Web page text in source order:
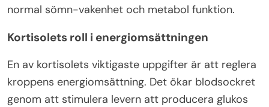
normal sömn-vakenhet och metabol funktion.
Kortisolets roll i energiomsättningen
En av kortisolets viktigaste uppgifter är att reglera
kroppens energiomsättning. Det ökar blodsockret
genom att stimulera levern att producera glukos